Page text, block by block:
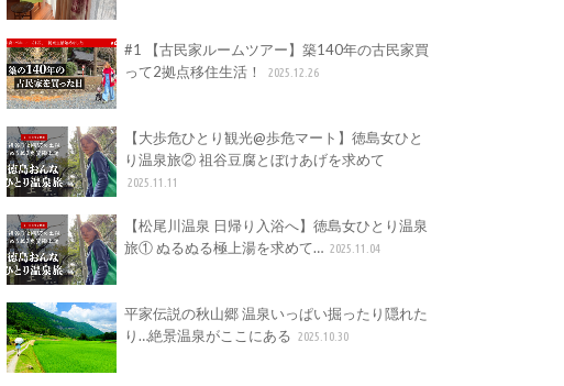
#1 【古民家ルームツアー】築140年の古民家買
って2拠点移住生活！
2025.12.26
【大歩危ひとり観光@歩危マート】徳島女ひと
り温泉旅② 祖谷豆腐とぼけあげを求めて
2025.11.11
【松尾川温泉 日帰り入浴へ】徳島女ひとり温泉
旅① ぬるぬる極上湯を求めて… 2025.11.04
平家伝説の秋山郷 温泉いっぱい掘ったり隠れた
り…絶景温泉がここにある 2025.10.30